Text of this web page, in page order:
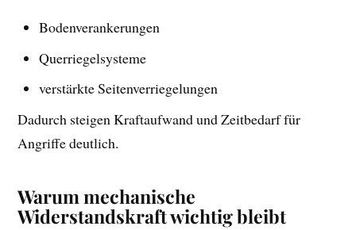
Bodenverankerungen
Querriegelsysteme
verstärkte Seitenverriegelungen
Dadurch steigen Kraftaufwand und Zeitbedarf für
Angriffe deutlich.
Warum mechanische
Widerstandskraft wichtig bleibt